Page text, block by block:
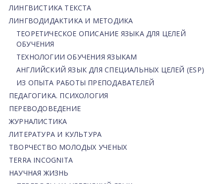
ЛИНГВИСТИКА ТЕКСТА
ЛИНГВОДИДАКТИКА И МЕТОДИКА
ТЕОРЕТИЧЕСКОЕ ОПИСАНИЕ ЯЗЫКА ДЛЯ ЦЕЛЕЙ
ОБУЧЕНИЯ
ТЕХНОЛОГИИ ОБУЧЕНИЯ ЯЗЫКАМ
АНГЛИЙСКИЙ ЯЗЫК ДЛЯ СПЕЦИАЛЬНЫХ ЦЕЛЕЙ (ESP)
ИЗ ОПЫТА РАБОТЫ ПРЕПОДАВАТЕЛЕЙ
ПЕДАГОГИКА. ПСИХОЛОГИЯ
ПЕРЕВОДОВЕДЕНИЕ
ЖУРНАЛИСТИКА
ЛИТЕРАТУРА И КУЛЬТУРА
ТВОРЧЕСТВО МОЛОДЫХ УЧЕНЫХ
TERRA INCOGNITA
НАУЧНАЯ ЖИЗНЬ